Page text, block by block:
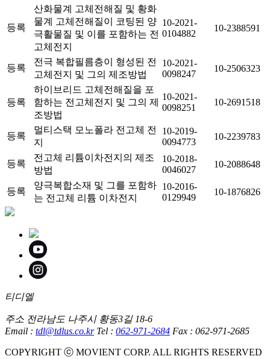
등록
산화물계 고체전해질 및 황화
물계 고체전해질이 코팅된 양
극활물질 및 이를 포함하는 전
고체전지
10-2021-
0104882
10-2388591
등록
전극 복합필름층이 형성된 전
고체전지 및 그의 제조방법
10-2021-
0098247
10-2506323
등록
하이브리드 고체전해질을 포
함하는 전고체전지 및 그의 제
조방법
10-2021-
0098251
10-2691518
등록
멀티스택 모노폴라 전고체 전
지
10-2019-
0094773
10-2239783
등록
전고체 리튬이차전지의 제조
방법
10-2018-
0046027
10-2088648
등록
양극복합소재 및 그를 포함하
는 전고체 리튬 이차전지
10-2016-
0129949
10-1876826
티디엘
주소 전라남도 나주시 황동3길 18-6
Email : tdl@tdlus.co.kr Tel : 062-971-2684 Fax : 062-971-2685
COPYRIGHT ⓒ MOVIENT CORP. ALL RIGHTS RESERVED